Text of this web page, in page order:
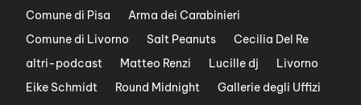
Comune di Pisa
Arma dei Carabinieri
Comune di Livorno
Salt Peanuts
Cecilia Del Re
altri-podcast
Matteo Renzi Lucille dj
Livorno
Eike Schmidt
Round Midnight
Gallerie degli Uffizi